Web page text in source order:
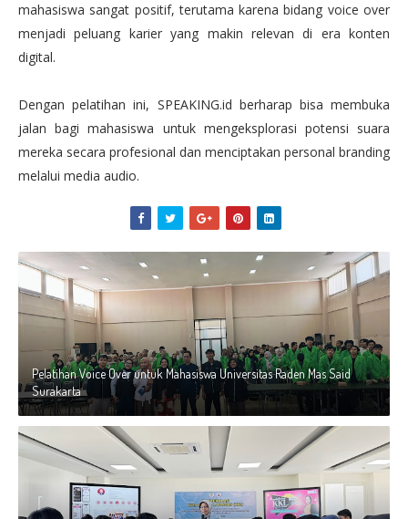
mahasiswa sangat positif, terutama karena bidang voice over
menjadi peluang karier yang makin relevan di era konten
digital.
Dengan pelatihan ini, SPEAKING.id berharap bisa membuka
jalan bagi mahasiswa untuk mengeksplorasi potensi suara
mereka secara profesional dan menciptakan personal branding
melalui media audio.
Pelatihan Voice Over untuk Mahasiswa Universitas Raden Mas Said
Surakarta